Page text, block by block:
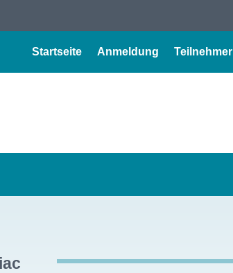
Startseite Anmeldung Teilnehmer